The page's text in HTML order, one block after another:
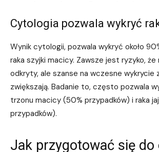
Cytologia pozwala wykryć
Wynik cytologii, pozwala wykryć około
raka szyjki macicy. Zawsze jest ryzyko,
odkryty, ale szanse na wczesne wykrycie
zwiększają. Badanie to, często pozwala
trzonu macicy (50% przypadków) i raka
przypadków).
Jak przygotować się do